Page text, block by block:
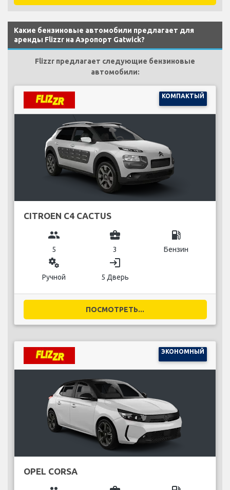
Какие бензиновые автомобили предлагает для
аренды Flizzr на Аэропорт Gatwick?
Flizzr предлагает следующие бензиновые
автомобили:
КОМПАКТЫЙ
CITROEN C4 CACTUS
group
5
business_center
3
local_gas_station
Бензин
miscellaneous_services
Ручной
login
5 Дверь
ПОСМОТРЕТЬ...
ЭКОНОМНЫЙ
OPEL CORSA